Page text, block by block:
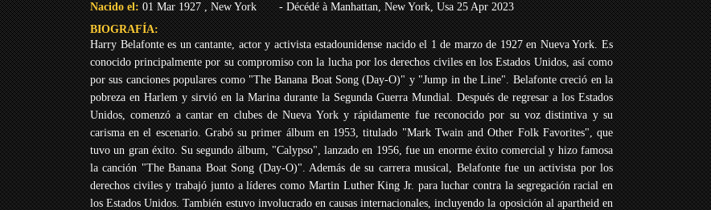
Nacido el:01 Mar 1927 , New York
- Décédé à Manhattan, New York, Usa 25 Apr 2023
BIOGRAFÍA:
Harry Belafonte es un cantante, actor y activista estadounidense nacido el 1 de marzo de 1927 en Nueva York. Es
conocido principalmente por su compromiso con la lucha por los derechos civiles en los Estados Unidos, así como
por sus canciones populares como "The Banana Boat Song (Day-O)" y "Jump in the Line". Belafonte creció en la
pobreza en Harlem y sirvió en la Marina durante la Segunda Guerra Mundial. Después de regresar a los Estados
Unidos, comenzó a cantar en clubes de Nueva York y rápidamente fue reconocido por su voz distintiva y su
carisma en el escenario. Grabó su primer álbum en 1953, titulado "Mark Twain and Other Folk Favorites", que
tuvo un gran éxito. Su segundo álbum, "Calypso", lanzado en 1956, fue un enorme éxito comercial y hizo famosa
la canción "The Banana Boat Song (Day-O)". Además de su carrera musical, Belafonte fue un activista por los
derechos civiles y trabajó junto a líderes como Martin Luther King Jr. para luchar contra la segregación racial en
los Estados Unidos. También estuvo involucrado en causas internacionales, incluyendo la oposición al apartheid en